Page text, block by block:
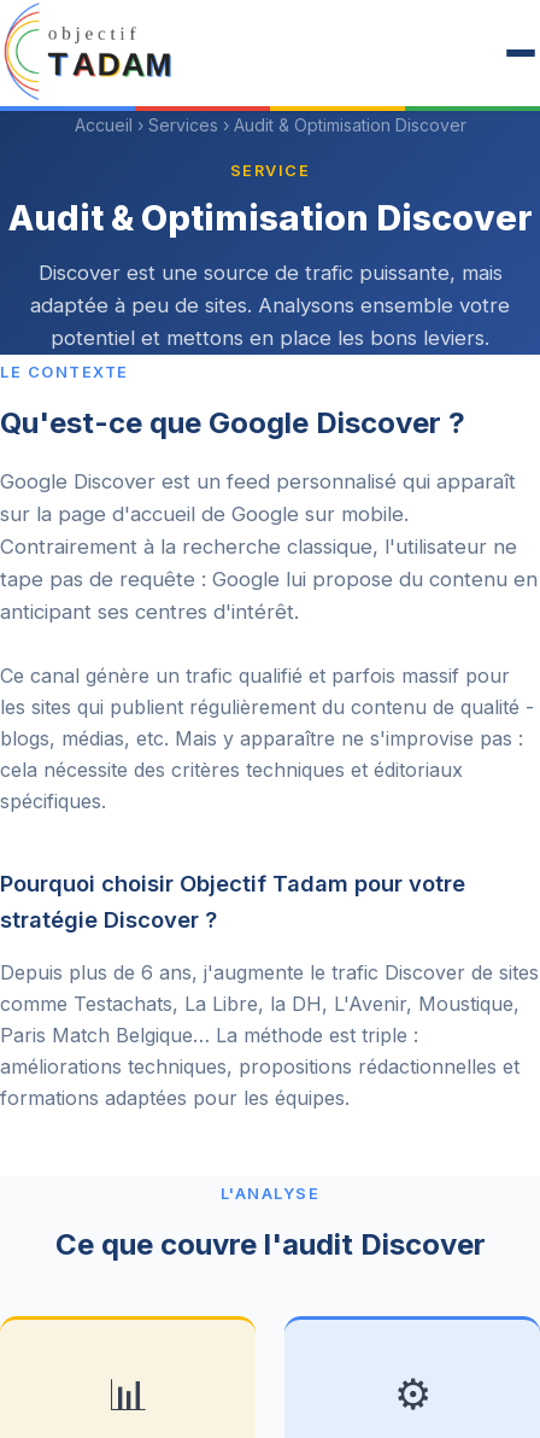
Accueil › Services › Audit & Optimisation Discover
SERVICE
Audit & Optimisation Discover
Discover est une source de trafic puissante, mais
adaptée à peu de sites. Analysons ensemble votre
potentiel et mettons en place les bons leviers.
LE CONTEXTE
Qu'est-ce que Google Discover ?
Google Discover est un feed personnalisé qui apparaît
sur la page d'accueil de Google sur mobile.
Contrairement à la recherche classique, l'utilisateur ne
tape pas de requête : Google lui propose du contenu en
anticipant ses centres d'intérêt.
Ce canal génère un trafic qualifié et parfois massif pour
les sites qui publient régulièrement du contenu de qualité -
blogs, médias, etc. Mais y apparaître ne s'improvise pas :
cela nécessite des critères techniques et éditoriaux
spécifiques.
Pourquoi choisir Objectif Tadam pour votre
stratégie Discover ?
Depuis plus de 6 ans, j'augmente le trafic Discover de sites
comme Testachats, La Libre, la DH, L'Avenir, Moustique,
Paris Match Belgique… La méthode est triple :
améliorations techniques, propositions rédactionnelles et
formations adaptées pour les équipes.
L'ANALYSE
Ce que couvre l'audit Discover
📊 ⚙️